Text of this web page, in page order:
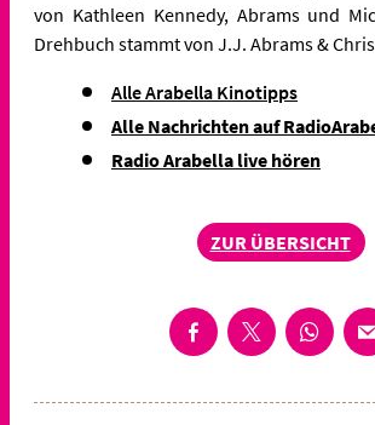
von Kathleen Kennedy, Abrams und
Drehbuch stammt von J.J. Abrams &
Alle Arabella Kinotipps
Alle Nachrichten auf
Radio Arabella live hören
ZUR ÜBERSICHT